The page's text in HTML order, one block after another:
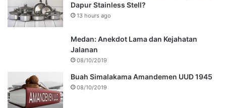
Dapur Stainless Stell?
13 hours ago
Medan: Anekdot Lama dan Kejahatan
Jalanan
08/10/2019
Buah Simalakama Amandemen UUD 1945
08/10/2019